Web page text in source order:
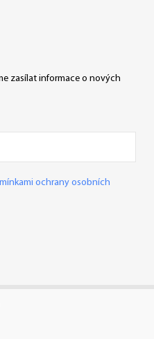
zasílat informace o nových
ochrany osobních